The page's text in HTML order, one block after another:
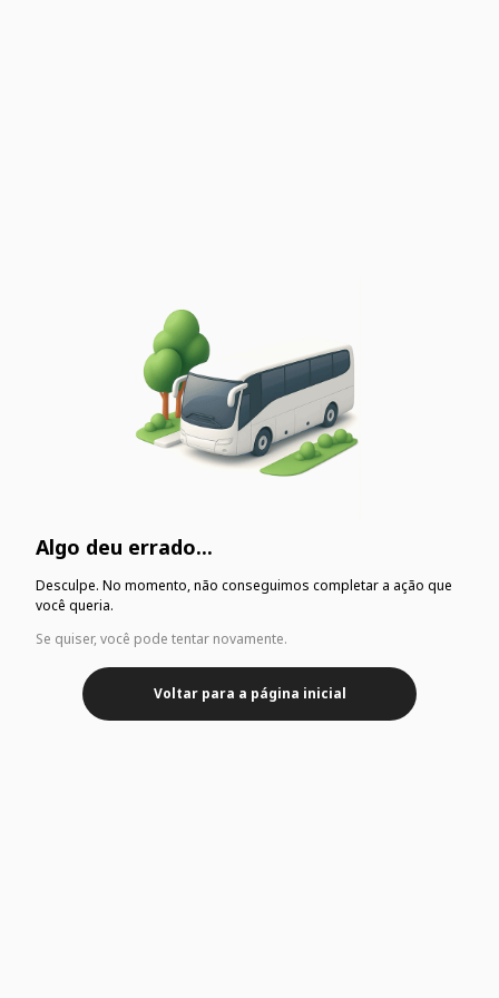
Algo deu errado...
Desculpe. No momento, não conseguimos completar a ação que
você queria.
Se quiser, você pode tentar novamente.
Voltar para a página inicial